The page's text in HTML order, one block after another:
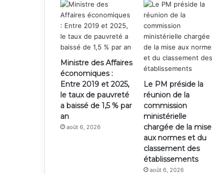
Ministre des Affaires
économiques :
Entre 2019 et 2025,
le taux de pauvreté
a baissé de 1,5 % par
an
août 6, 2026
Le PM préside la
réunion de la
commission
ministérielle
chargée de la mise
aux normes et du
classement des
établissements
août 6, 2026